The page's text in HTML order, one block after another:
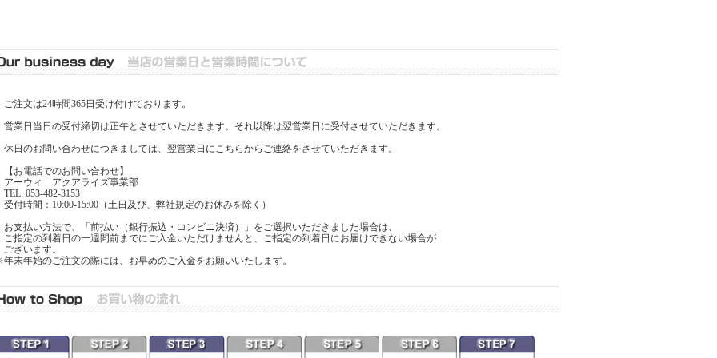
ご注文は24時間365日受け付けております。
営業日当日の受付締切は正午とさせていただきます。それ以降は翌営業日に受付させていただきます。
休日のお問い合わせにつきましては、翌営業日にこちらからご連絡をさせていただきます。
お電話でのお問い合わせ】
ーウィ アクアライズ事業部
053-482-3153
付時間：10:00-15:00（土日及び、弊社規定のお休みを除く）
お支払い方法で、「前払い（銀行振込・コンビニ決済）」をご選択いただきました場合は、
指定の到着日の一週間前までにご入金いただけませんと、ご指定の到着日にお届けできない場合が
ざいます。
末年始のご注文の際には、お早めのご入金をお願いいたします。